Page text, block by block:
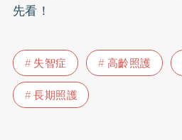
先看！
失智症 高齡照護
長期照護